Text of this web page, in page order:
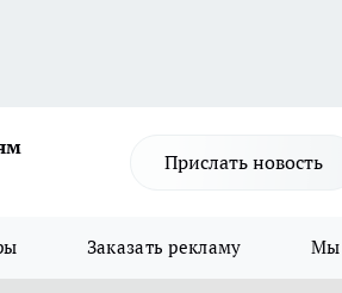
Прислать новость
Заказать рекламу Мы